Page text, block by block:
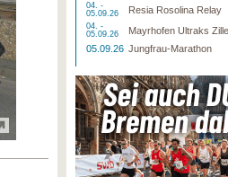
04. -
05.09.26
Resia Rosolina Relay
04. -
05.09.26
Mayrhofen Ultraks
05.09.26 Jungfrau-Marathon